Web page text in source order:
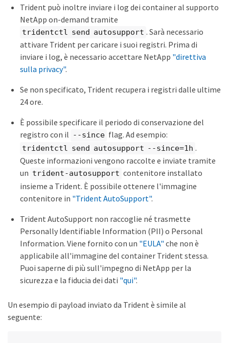
Trident può inoltre inviare i log dei container al supporto
NetApp on-demand tramite
tridentctl send autosupport . Sarà necessario
attivare Trident per caricare i suoi registri. Prima di
inviare i log, è necessario accettare NetApp "direttiva
sulla privacy".
Se non specificato, Trident recupera i registri dalle ultime
24 ore.
È possibile specificare il periodo di conservazione del
registro con il --since flag. Ad esempio:
tridentctl send autosupport --since=1h .
Queste informazioni vengono raccolte e inviate tramite
un trident-autosupport contenitore installato
insieme a Trident. È possibile ottenere l'immagine
contenitore in "Trident AutoSupport".
Trident AutoSupport non raccoglie né trasmette
Personally Identifiable Information (PII) o Personal
Information. Viene fornito con un "EULA" che non è
applicabile all'immagine del container Trident stessa.
Puoi saperne di più sull'impegno di NetApp per la
sicurezza e la fiducia dei dati "qui".
Un esempio di payload inviato da Trident è simile al
seguente: